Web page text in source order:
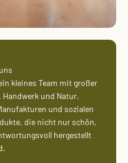
kleines Team mit großer
und Natur.
und sozialen
die nicht nur schön,
hergestellt